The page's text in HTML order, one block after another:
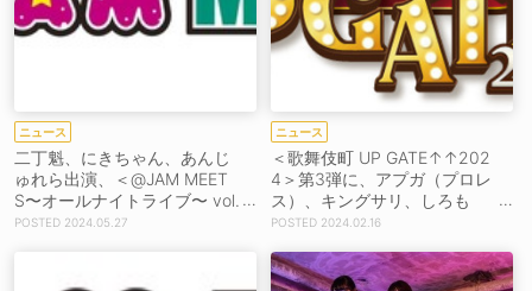
ニュース
二丁魁、にきちゃん、あんじ
ゅれら出演、＜@JAM MEET
S〜オールナイトライブ〜 vol.
12＞開催決定！
2024.05.27
ニュース
＜歌舞伎町 UP GATE↑↑202
4＞第3弾に、アプガ（プロレ
ス）、キングサリ、しろも
ん、ツキアト、テラテラ、ラ
2024.02.16